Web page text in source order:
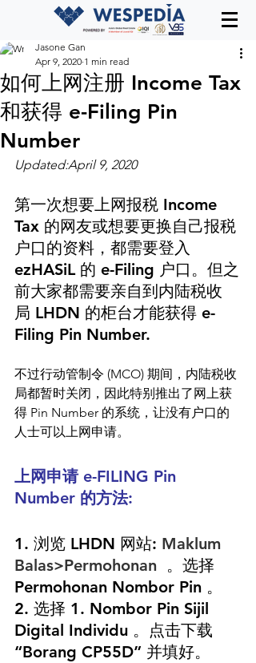
如何上网注册 Income Tax
和获得 e-Filing Pin
Number
Jasone Gan
Apr 9, 2020 1 min read
Updated:April 9, 2020
第一次想要上网报税 Income
Tax 的网友或想要更换自己报税
户口的资料，都需要登入
ezHASiL 的 e-Filing 户口。但之
前大家都需要亲自到内陆税收
局 LHDN 的柜台才能获得 e-
Filing Pin Number.
不过行动管制令 (MCO) 期间，内陆税收
局都暂时关闭，因此特别推出了网上获
得 Pin Number 的系统，让没有户口的
人士可以上网申请。
上网申请 e-FILING Pin
Number 的方法:
1. 浏览 LHDN 网站: Maklum
Balas>Permohonan 。选择
Permohonan Nombor Pin 。
2. 选择 1. Nombor Pin Sijil
Digital Individu 。点击下载
“Borang CP55D” 并填好。